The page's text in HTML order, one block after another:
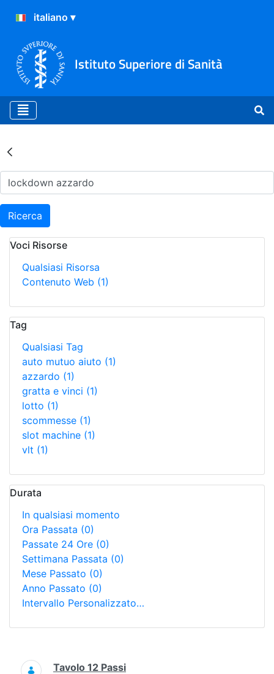
Istituto Superiore di Sanità
Risultati della Ricerca -
Ricerca
Voci Risorse
Qualsiasi Risorsa
Contenuto Web (1)
Tag
Qualsiasi Tag
auto mutuo aiuto (1)
azzardo (1)
gratta e vinci (1)
lotto (1)
scommesse (1)
slot machine (1)
vlt (1)
Durata
In qualsiasi momento
Ora Passata (0)
Passate 24 Ore (0)
Settimana Passata (0)
Mese Passato (0)
Anno Passato (0)
Intervallo Personalizzato…
Ricerca
Tavolo 12 Passi